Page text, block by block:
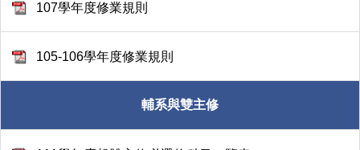
107學年度修業規則
105-106學年度修業規則
輔系與雙主修